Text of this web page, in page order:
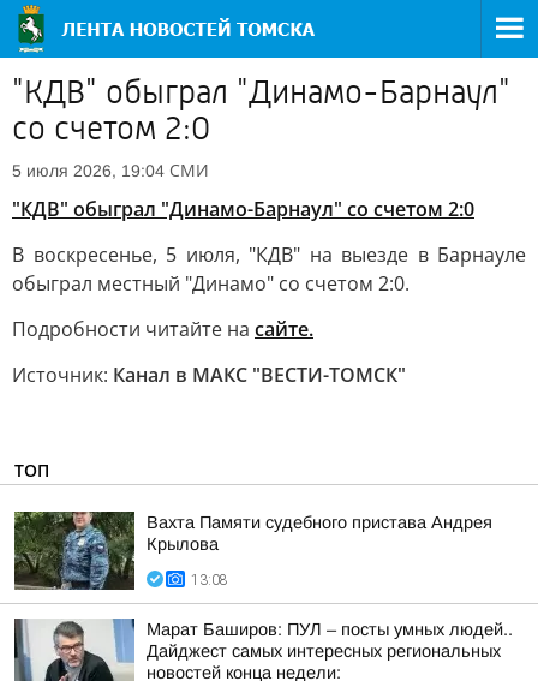
"КДВ" обыграл "Динамо-Барнаул"
со счетом 2:0
5 июля 2026, 19:04 СМИ
"КДВ" обыграл "Динамо-Барнаул" со счетом 2:0
В воскресенье, 5 июля, "КДВ" на выезде в Барнауле
обыграл местный "Динамо" со счетом 2:0.
Подробности читайте на сайте.
Источник: Канал в МАКС "ВЕСТИ-ТОМСК"
ТОП
Вахта Памяти судебного пристава Андрея
Крылова
13:08
Марат Баширов: ПУЛ – посты умных людей..
Дайджест самых интересных региональных
новостей конца недели: